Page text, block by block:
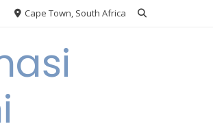
Cape Town, South Africa